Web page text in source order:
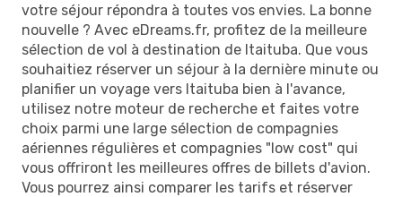
votre séjour répondra à toutes vos envies. La bonne
nouvelle ? Avec eDreams.fr, profitez de la meilleure
sélection de vol à destination de Itaituba. Que vous
souhaitiez réserver un séjour à la dernière minute ou
planifier un voyage vers Itaituba bien à l'avance,
utilisez notre moteur de recherche et faites votre
choix parmi une large sélection de compagnies
aériennes régulières et compagnies "low cost" qui
vous offriront les meilleures offres de billets d'avion.
Vous pourrez ainsi comparer les tarifs et réserver